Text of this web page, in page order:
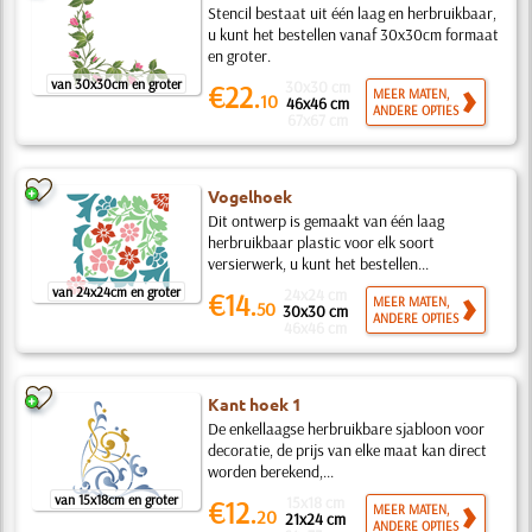
van 30x30cm en groter
Stencil bestaat uit één laag en herbruikbaar,
u kunt het bestellen vanaf 30x30cm formaat
en groter.
€22.10 46x46 cm
MEER MATEN,
ANDERE OPTIES
van 24x24cm en groter
Vogelhoek
Dit ontwerp is gemaakt van één laag
herbruikbaar plastic voor elk soort
versierwerk, u kunt het bestellen...
€14.50 30x30 cm
MEER MATEN,
ANDERE OPTIES
van 15x18cm en groter
Kant hoek 1
De enkellaagse herbruikbare sjabloon voor
decoratie, de prijs van elke maat kan direct
worden berekend,...
€12.20 21x24 cm
MEER MATEN,
ANDERE OPTIES